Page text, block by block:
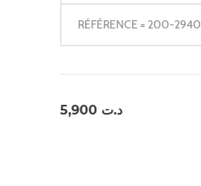
RÉFÉRENCE = 200-2940
د.ت